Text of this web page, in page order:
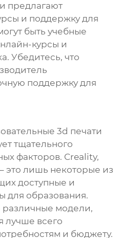
предлагают
и поддержку для
быть учебные
курсы и
Убедитесь, что
поддержку для
3d печати
тщательного
факторов. Creality,
это лишь некоторые из
доступные и
для образования.
различные модели,
лучше всего
и бюджету.